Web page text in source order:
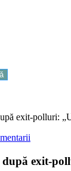
exit-polluri:
exit-